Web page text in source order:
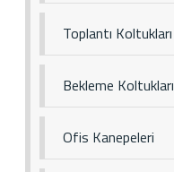
Toplantı Koltukları
Bekleme Koltukları
Ofis Kanepeleri